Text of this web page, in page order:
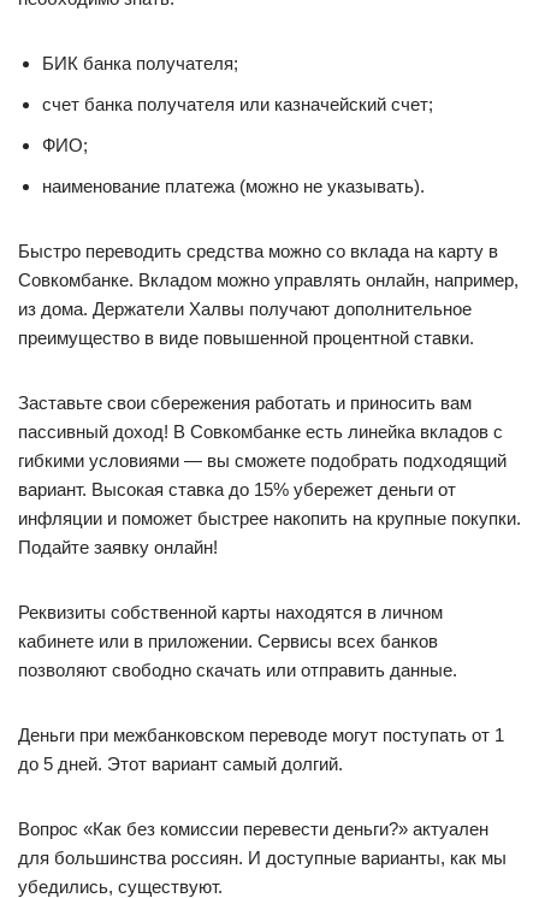
БИК банка получателя;
счет банка получателя или казначейский счет;
ФИО;
наименование платежа (можно не указывать).
Быстро переводить средства можно со вклада на карту в
Совкомбанке. Вкладом можно управлять онлайн, например,
из дома. Держатели Халвы получают дополнительное
преимущество в виде повышенной процентной ставки.
Заставьте свои сбережения работать и приносить вам
пассивный доход! В Совкомбанке есть линейка вкладов с
гибкими условиями — вы сможете подобрать подходящий
вариант. Высокая ставка до 15% убережет деньги от
инфляции и поможет быстрее накопить на крупные покупки.
Подайте заявку онлайн!
Реквизиты собственной карты находятся в личном
кабинете или в приложении. Сервисы всех банков
позволяют свободно скачать или отправить данные.
Деньги при межбанковском переводе могут поступать от 1
до 5 дней. Этот вариант самый долгий.
Вопрос «Как без комиссии перевести деньги?» актуален
для большинства россиян. И доступные варианты, как мы
убедились, существуют.